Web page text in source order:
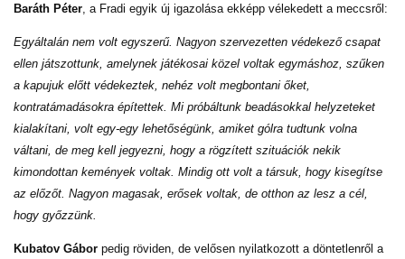
Baráth Péter , a Fradi egyik új igazolása ekképp vélekedett a meccsről:
Egyáltalán nem volt egyszerű. Nagyon szervezetten védekező csapat
ellen játszottunk, amelynek játékosai közel voltak egymáshoz, szűken
a kapujuk előtt védekeztek, nehéz volt megbontani őket,
kontratámadásokra építettek. Mi próbáltunk beadásokkal helyzeteket
kialakítani, volt egy-egy lehetőségünk, amiket gólra tudtunk volna
váltani, de meg kell jegyezni, hogy a rögzített szituációk nekik
kimondottan kemények voltak. Mindig ott volt a társuk, hogy kisegítse
az előzőt. Nagyon magasak, erősek voltak, de otthon az lesz a cél,
hogy győzzünk.
Kubatov Gábor pedig röviden, de velősen nyilatkozott a döntetlenről a